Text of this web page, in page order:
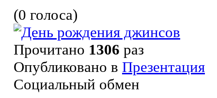
(0 голоса)
Прочитано 1306 раз
Опубликовано в Презентация
Социальный обмен